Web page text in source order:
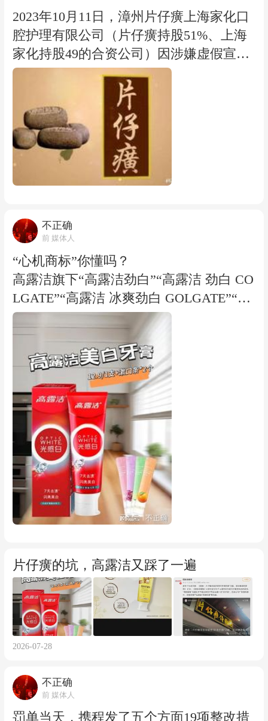
在宣传册上演绎成”防癌抗癌”，再到体验
店工作人员的嘴里变成“延缓肝癌恶化”，
这是一条逐级放大的话术链。 医生的角度
更冷静。《国际金融报》报道，南京某三
甲医院医生则直言： “这是什么药?我们医
院药房没有，治疗指南中没有，专家共识
也没有。这种一般进不了医院的肝病药都
是忽悠人的。” 药品商业宣传内容，只能
严格以药监核准说明书为唯一合法依据；
本局限性、场景局限性，不属于法
倍。 2024年1月，国家药监局《关于43批
次不符合规定化妆品的通告（2024年第1
号）》再次点名：片仔癀牙敏舒牙膏（舒
润薄荷）菌落总数6.6×10³CFU/g，是限值
的13.2倍。 13个月内，3次登上国家药监
局的不合格通告，但这不是问题的全部：
2020年4月20日，国家药监局发布的《关
于31批次不合格化妆品的通告》显示，1
批次标称福建片仔癀化妆品有限公司委托
康柏利科技(苏州)有限公司生产的皇后牌
2023年10月11日，漳州片仔癀上海家化口
腔护理有限公司（片仔癀持股51%、上海
家化持股49的合资公司）因涉嫌虚假宣传
被湖北赤壁市市场监督管理局罚款3万
违法事实是这样的：该公司出品的片仔癀
牙火清专效深养牙膏，并未实际取得符合
法定资质条件的机构出具的《功效作用评
价报告》，却以产品包装盒为载体，宣称
具有”缓解红肿、出血、口燥、异味、口
品具有当事人宣称的功效作用。 图片 监
管出手了，但出的是3万元。对一个如此
大体量大公司来说，3万元罚款的震慑
力，约等于在繁华路口贴了一张违停警告
单。 所以你看，处罚3年之后，片仔癀牙
火清专效深养牙膏现在还在宣传“口腔上
火症状得到缓解”，就没有有关部门管管
吗？ 片仔癀的牙膏有牙火清、瓷光洁、牙
敏舒等名字，有没有误导嫌疑？ 片仔癀被
罚3万后，《消费日报》记者在天猫片仔
癀口腔护理旗舰店看到，正在销售的片仔
癀牙膏包装上注明有牙火清、瓷光白、牙
敏舒等字样，并在宣传页面对应标注出清
火护龈、亮白、抗敏等关键词。有买家在
产品页面提问：“牙龈出血管用吗？”——
消费者的疑问本身，或许能说明是否存在
误导。
不正确
前 媒体人
“心机商标”你懂吗？
高露洁旗下“高露洁劲白”“高露洁 劲白 CO
LGATE”“高露洁 冰爽劲白 GOLGATE”“高
露洁冰爽劲白”4款商标，在2026年5月27
日被依职权宣告无效，商标状态显示为"注
册商标被撤销"。 所谓心机商标，把戏并
不复杂：把“劲白”、“光感白”、“色修”、
“医研”这种带有明显功效暗示的词注册成
商标，让消费者在货架前一瞥，就以为这
支牙膏真能把牙刷白。 国家药监局备案信
息给出的答案很干脆，高露洁棕榄（中
国）备案的高露洁草本美白牙膏、高露洁
全效专业美白牙膏、高露洁光感白紫色牙
膏等功效宣称只有“清洁”。高露洁光感白
牙膏、高露洁劲白冰爽水晶牙膏备案功效
字，不是功效。 更有意思的是，商标被撤
之后的反应。新京报消费研究院查询高露
洁棕榄官方旗舰店，”劲白”"密集焕白""色
修美白""光感白"等词汇仍被大量使用，其
中一些产品并未依规备案美白功效。而高
露洁方面至今没有发布任何整改公告、包
告的法律后果是自始无效，用了该商标的
片仔癀的坑，高露洁又踩了一遍
2026-07-28
不正确
前 媒体人
罚单当天，携程发了五个方面19项整改措